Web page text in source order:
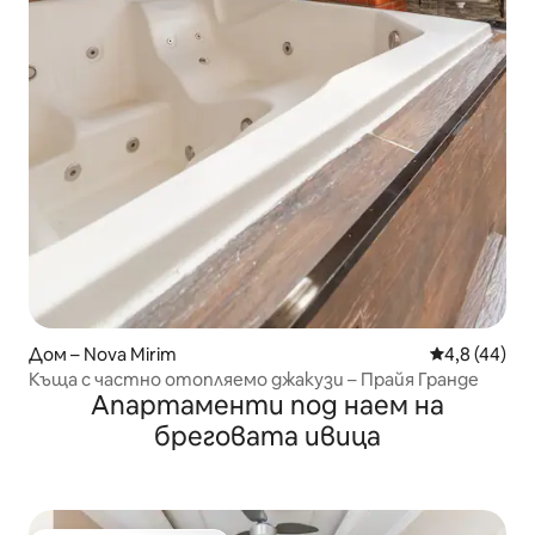
Дом – Nova Mirim Средна
4,8 (44)
Къща с частно отопляемо джакузи – Прайя Гранде
Апартаменти под наем на
бреговата ивица